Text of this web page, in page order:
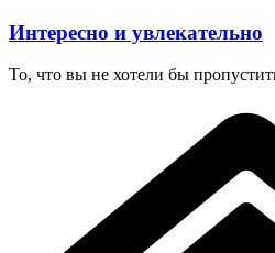
Перейти
содержимому
Интересно и увлекательно
То, что вы не хотели бы